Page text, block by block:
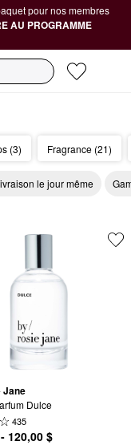
pour nos membres
AU PROGRAMME
(3) Fragrance (21)
le jour même
Jane
Dulce
435
120,00 $